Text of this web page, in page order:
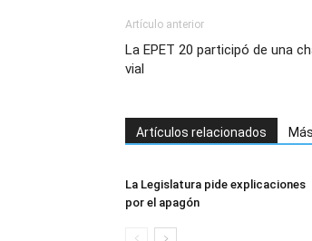
Artículo anterior
La EPET 20 participó de una
vial
Artículos relacionados
La Legislatura pide explicaciones
por el apagón